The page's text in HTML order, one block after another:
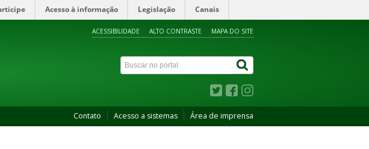
Acesso à informação Legislação Canais
ACESSIBILIDADE ALTO CONTRASTE MAPA DO SITE
Contato Acesso a sistemas Área de imprensa